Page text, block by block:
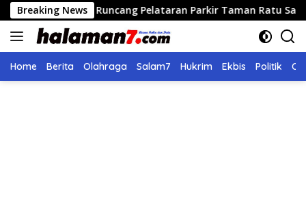
Langsung
ke
konten
Breaking News
Runcang Pelataran Parkir Taman Ratu Safiatuddin
Home Berita Olahraga Salam7 Hukrim Ekbis Politik